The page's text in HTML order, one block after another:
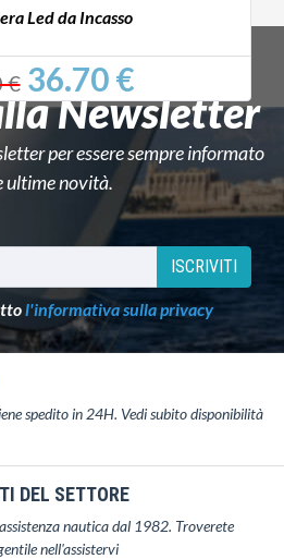
Led da Incasso
€36.70 €
Newsletter
per essere sempre informato
ultime novità.
ISCRIVITI
l'informativa sulla privacy
spedito in 24H. Vedi subito disponibilità
DEL SETTORE
nautica dal 1982. Troverete
nell'assistervi